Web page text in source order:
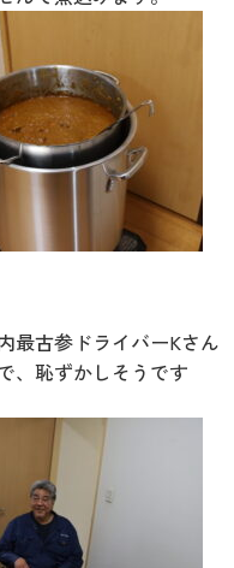
ドライバーKさん
かしそうです